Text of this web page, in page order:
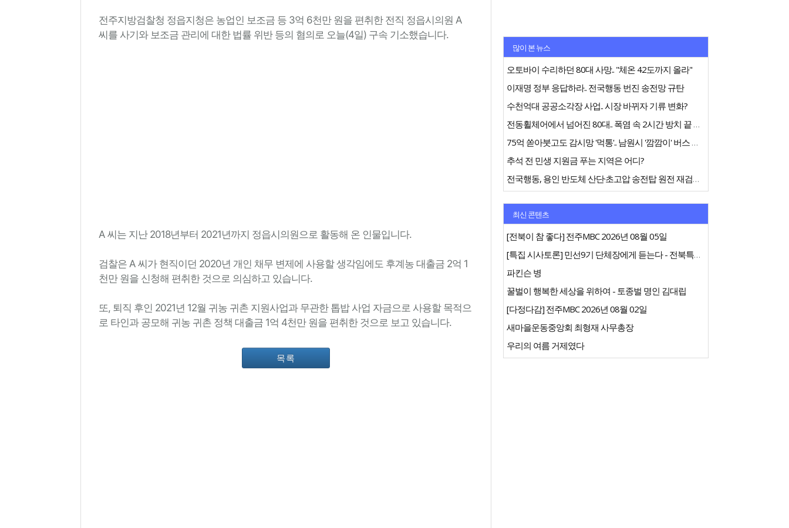
전주지방검찰청 정읍지청은 농업인 보조금 등 3억 6천만 원을 편취한 전직 정읍시의원 A
씨를 사기와 보조금 관리에 대한 법률 위반 등의 혐의로 오늘(4일) 구속 기소했습니다.
A 씨는 지난 2018년부터 2021년까지 정읍시의원으로 활동해 온 인물입니다.
검찰은 A 씨가 현직이던 2020년 개인 채무 변제에 사용할 생각임에도 후계농 대출금 2억 1
천만 원을 신청해 편취한 것으로 의심하고 있습니다.
또, 퇴직 후인 2021년 12월 귀농 귀촌 지원사업과 무관한 톱밥 사업 자금으로 사용할 목적으
로 타인과 공모해 귀농 귀촌 정책 대출금 1억 4천만 원을 편취한 것으로 보고 있습니다.
목록
많이 본 뉴스
오토바이 수리하던 80대 사망.. "체온 42도까지 올라"
이재명 정부 응답하라.. 전국행동 번진 송전망 규탄
수천억대 공공소각장 사업.. 시장 바뀌자 기류 변화?
전동휠체어에서 넘어진 80대.. 폭염 속 2시간 방치 끝 숨져
75억 쏟아붓고도 감시망 '먹통'.. 남원시 '깜깜이' 버스 행정
추석 전 민생 지원금 푸는 지역은 어디?
전국행동, 용인 반도체 산단·초고압 송전탑 원전 재검토 촉구
최신 콘텐츠
[전북이 참 좋다] 전주MBC 2026년 08월 05일
[특집 시사토론] 민선9기 단체장에게 듣는다 - 전북특별자치도지사
파킨슨 병
꿀벌이 행복한 세상을 위하여 - 토종벌 명인 김대립
[다정다감] 전주MBC 2026년 08월 02일
새마을운동중앙회 최형재 사무총장
우리의 여름 거제였다